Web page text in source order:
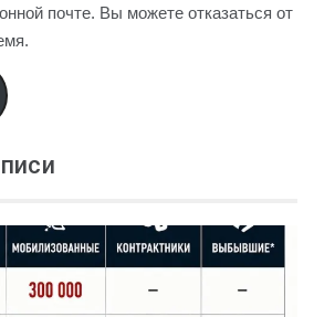
почте. Вы можете отказаться от